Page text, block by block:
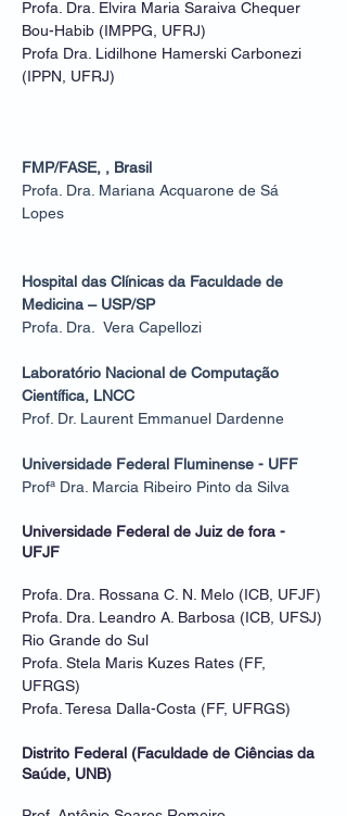
Profa. Dra. Elvira Maria Saraiva Chequer
Bou-Habib (IMPPG, UFRJ)
Profa Dra. Lidilhone Hamerski Carbonezi
(IPPN, UFRJ)
FMP/FASE, , Brasil
Profa. Dra. Mariana Acquarone de Sá
Lopes
Hospital das Clínicas da Faculdade de
Medicina – USP/SP
Profa. Dra. Vera Capellozi
Laboratório Nacional de Computação
Científica, LNCC
Prof. Dr. Laurent Emmanuel Dardenne
Universidade Federal Fluminense - UFF
Profª Dra. Marcia Ribeiro Pinto da Silva
Universidade Federal de Juiz de fora -
UFJF
Profa. Dra. Rossana C. N. Melo (ICB, UFJF)
Profa. Dra. Leandro A. Barbosa (ICB, UFSJ)
Rio Grande do Sul
Profa. Stela Maris Kuzes Rates (FF,
UFRGS)
Profa. Teresa Dalla-Costa (FF, UFRGS)
Distrito Federal (Faculdade de Ciências da
Saúde, UNB)